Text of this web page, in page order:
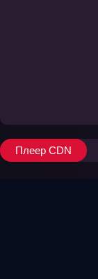
Плеер CDN